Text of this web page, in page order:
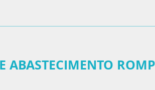
ABASTECIMENTO